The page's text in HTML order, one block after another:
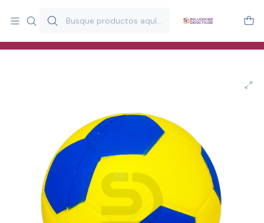
y estimulación infantil en Chile.
Especialistas en recursos educativos para aulas, terapeutas y